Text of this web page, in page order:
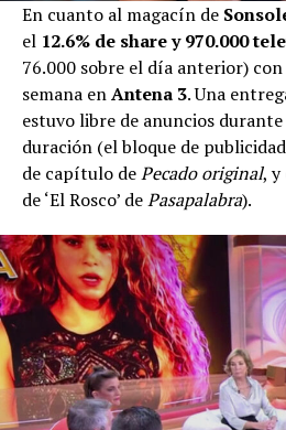
En cuanto al magacín de
el 12.6% de share y 970.000
76.000 sobre el día anterior)
semana enAntena 3. Una
estuvo libre de anuncios durante
duración (el bloque de
de capítulo dePecado original,
de ‘El Rosco’ dePasapalabra).